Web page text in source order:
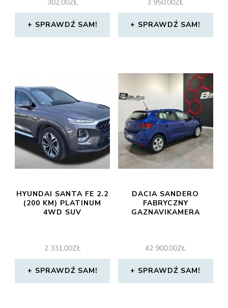
302,00ZŁ
SPRAWDŹ SAM!
3 950,00ZŁ
SPRAWDŹ SAM!
HYUNDAI SANTA FE 2.2
(200 KM) PLATINUM
4WD SUV
2 331,00ZŁ
SPRAWDŹ SAM!
DACIA SANDERO
FABRYCZNY
GAZNAVIKAMERA
42 900,00ZŁ
SPRAWDŹ SAM!